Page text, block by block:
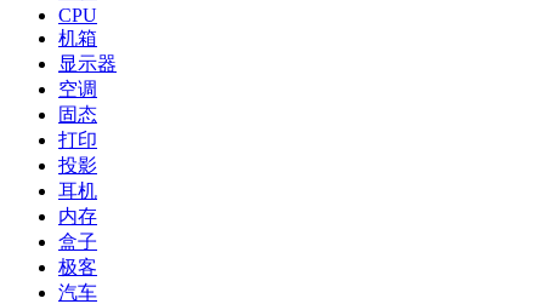
CPU
机箱
显示器
空调
固态
打印
投影
耳机
内存
盒子
极客
汽车